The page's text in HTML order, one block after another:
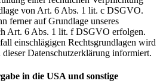
von Art. 6 Abs. 1 lit. c DSGVO.
ferner auf Grundlage unseres
Art. 6 Abs. 1 lit. f DSGVO erfolgen.
einschlägigen Rechtsgrundlagen wird
Datenschutzerklärung informiert.
in die USA und sonstige